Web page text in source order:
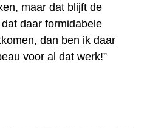
maar dat blijft de
daar formidabele
dan ben ik daar
voor al dat werk!”